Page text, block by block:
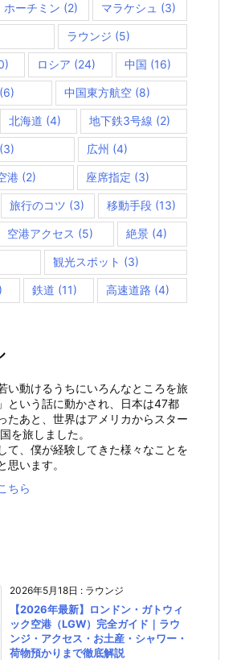
ホーチミン (2) マラケシュ (3)
ラウンジ (5)
ロシア (24) 中国 (16)
(6) 中国東方航空(8)
北海道 (4) 地下鉄3号線 (2)
(3) 広州 (4)
港 (2) 座席指定 (3)
旅行のコツ (3) 移動手段 (13)
空港アクセス (5) 絶景(4)
観光スポット (3)
鉄道 (11) 高速道路 (4)
い動けるうちにいろんなところを旅
という話に動かされ、日本は47都
たあと、世界はアメリカからスター
を旅しました。
て、僕が経験してきた様々なことを
思います。
ちら
2026年5月18日 : ラウンジ
【2026年最新】ロンドン・ガトウィ
ック空港（LGW）完全ガイド｜ラウ
ンジ・アクセス・お土産・シャワー・
荷物預かりまで徹底解説